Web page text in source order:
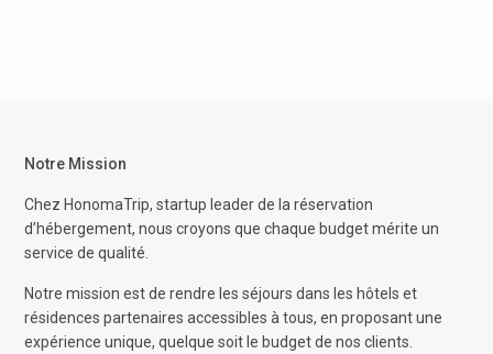
Notre Mission
Chez HonomaTrip, startup leader de la réservation
d’hébergement, nous croyons que chaque budget mérite un
service de qualité.
Notre mission est de rendre les séjours dans les hôtels et
résidences partenaires accessibles à tous, en proposant une
expérience unique, quelque soit le budget de nos clients.